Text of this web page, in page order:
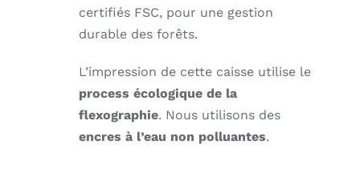
certifiés FSC, pour une gestion
durable des forêts.
L’impression de cette caisse utilise le
process écologique de la
flexographie. Nous utilisons des
encres à l’eau non polluantes.